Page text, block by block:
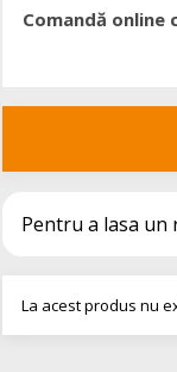
Comandă online
Pentru a lasa un
La acest produs nu